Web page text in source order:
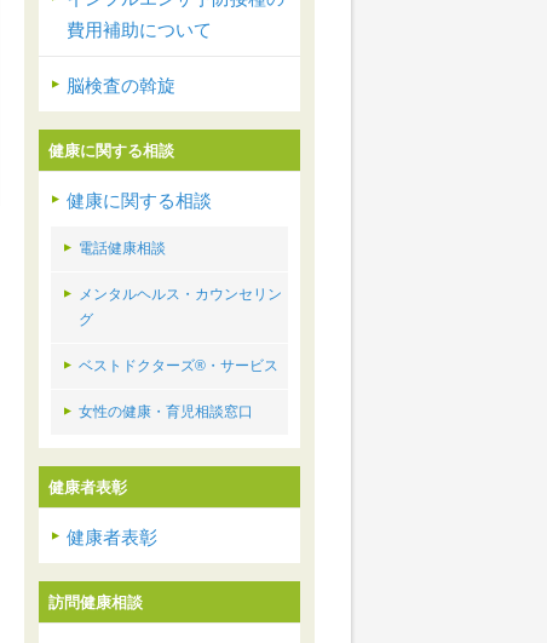
費用補助について
脳検査の斡旋
健康に関する相談
健康に関する相談
電話健康相談
メンタルヘルス・カウンセリン
グ
ベストドクターズ®・サービス
女性の健康・育児相談窓口
健康者表彰
健康者表彰
訪問健康相談